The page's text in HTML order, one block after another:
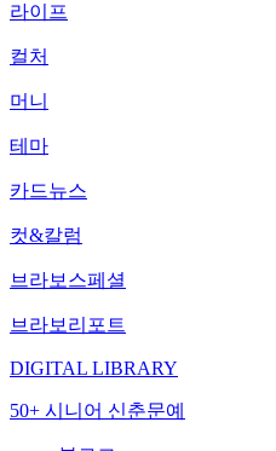
라이프
컬처
머니
테마
카드뉴스
컷&칼럼
브라보스페셜
브라보리포트
DIGITAL LIBRARY
50+ 시니어 신춘문예